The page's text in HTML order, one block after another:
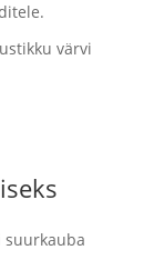
värvi
suurkauba